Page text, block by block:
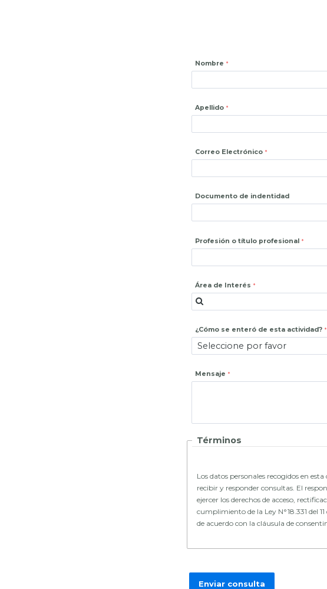
Nombre
Apellido
Correo Electrónico
Documento de indentidad
Profesión o título profesional
Área de Interés
¿Cómo se enteró de esta actividad?
Mensaje
Términos
Los datos personales recogidos en
recibir y responder consultas. El
ejercer los derechos de acceso,
cumplimiento de la Ley N°18.331 del
de acuerdo con la cláusula de